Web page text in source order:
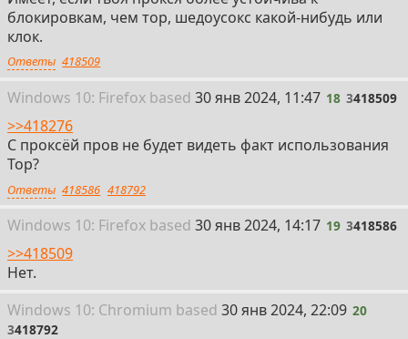
блокировкам, чем тор, шедоусокс какой-нибудь или
клок.
Ответы 418509
Windows 10: Firefox based 18
30 янв 2024, 11:47 18 3418509
>>418276
С проксёй пров не будет видеть факт использования
Тор?
Ответы 418586 418792
Windows 10: Firefox based 19
30 янв 2024, 14:17 19 3418586
>>418509
Нет.
Windows 10: Chromium based 20
30 янв 2024, 22:09 20
3418792